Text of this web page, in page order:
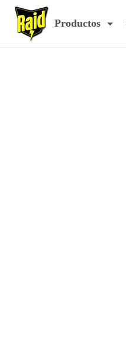
lyme-disease
Productos